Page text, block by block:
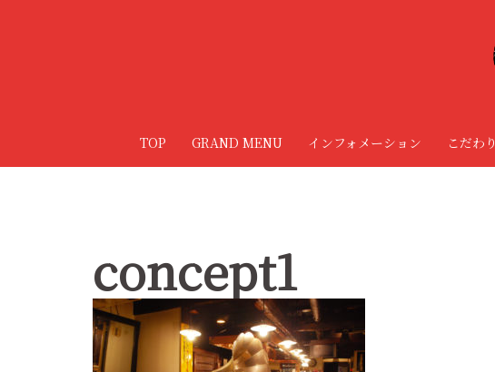
TOP GRAND MENU インフォメーション こだわり
concept1